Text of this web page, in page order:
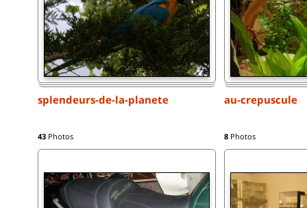
splendeurs-de-la-planete
43 Photos
au-crepuscule
8 Photos